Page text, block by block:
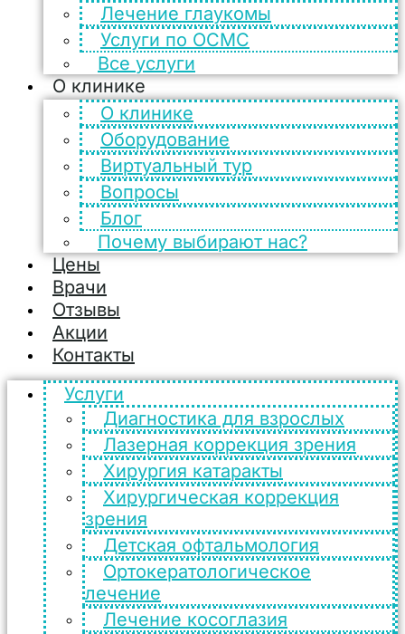
Лечение глаукомы
Услуги по ОСМС
Все услуги
О клинике
О клинике
Оборудование
Виртуальный тур
Вопросы
Блог
Почему выбирают нас?
Цены
Врачи
Отзывы
Акции
Контакты
Услуги
Диагностика для взрослых
Лазерная коррекция зрения
Хирургия катаракты
Хирургическая коррекция
зрения
Детская офтальмология
Ортокератологическое
лечение
Лечение косоглазия